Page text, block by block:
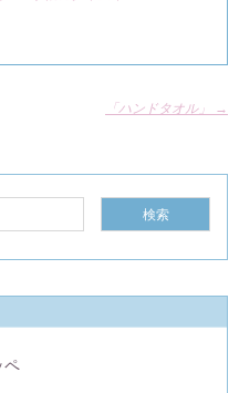
「ハンドタオル」 →
ペ